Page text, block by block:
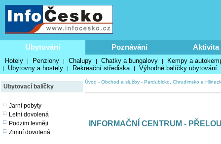
Ubytování Poznávání Aktivita
Hotely | Penziony | Chalupy | Chatky a bungalovy | Kempy a
| Ubytovny a hostely | Rekreační střediska | Výhodné balíčky ubytování
Ubytovací balíčky
Jarní pobyty
Letní dovolená
Podzim levněji
Zimní dovolená
Úvod - Obchod a služby - Pardubicko, Chrudimsko a
INFORMAČNÍ CENTRUM -